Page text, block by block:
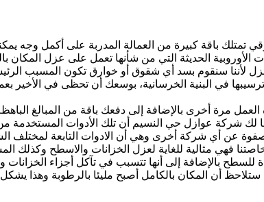
باقة كبيرة من العمالة المدربة على أكمل وجه
الأوروبية الحديثة التي من شأنها تعمل على عزل
لأننا سنقوم بسد أي شقوق أو خوارق تكون المسبب
في البنية الخرسانية، بوسعك أن تحظى في الأخير
مرة أخرى بالإضافة إلى دفعك باقة من المبالغ
لك شركة عوازل حي النسيم أن تلك الأدوات
عن أي شركة أخرى وهي أن الادوات التابعة لمختلف
فهي مثالية للغاية لعزل الخزانات والاسطح وكذلك
بالإضافة إلى أنها تتسبب في تآكل أجزاء الخزانات
ثم ستلاحظ أن المكان بالكامل أصبح مليئا بالرطوبة